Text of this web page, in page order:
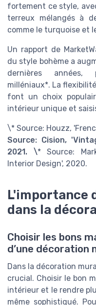
fortement ce style,
terreux mélangés à
comme le turquoise et
Un rapport de
du style bohème a
dernières années,
milléniaux*. La
font un choix
intérieur unique et
\* Source: Houzz,
Source: Cision,
2021. \* Source:
Interior Design', 2020.
L'importance
dans la
Choisir les bons
d’une décoration
Dans la décoration
crucial. Choisir le bon
intérieur et le rendre
même sophistiqué.